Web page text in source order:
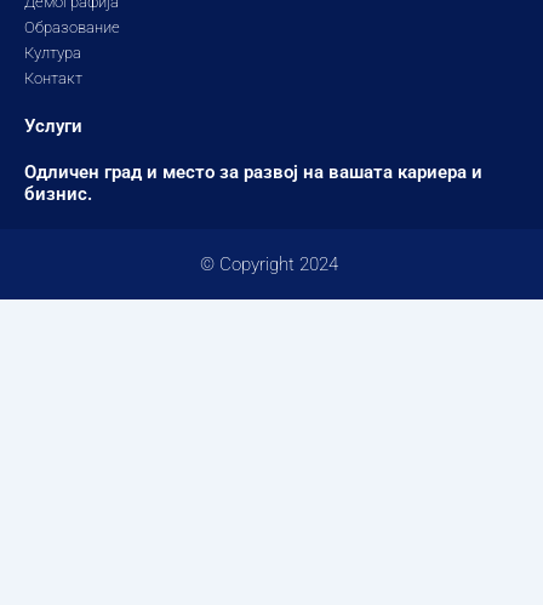
Образование
Култура
Контакт
Услуги
Одличен град и место за развој на вашата кариера и
бизнис.
© Copyright 2024